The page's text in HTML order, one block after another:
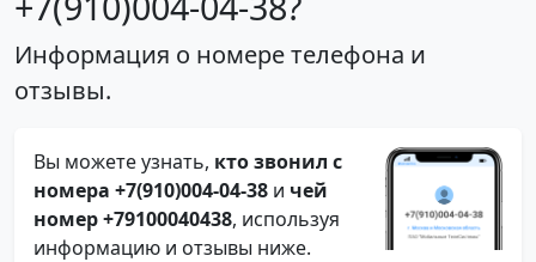
Информация о номере телефона и
отзывы.
Вы можете узнать, кто звонил с
номера +7(910)004-04-38 и чей
номер +79100040438, используя
информацию и отзывы ниже.